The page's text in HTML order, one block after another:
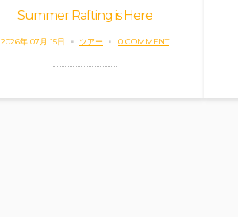
Summer Rafting is Here
2026年 07月 15日 ツアー 0 COMMENT